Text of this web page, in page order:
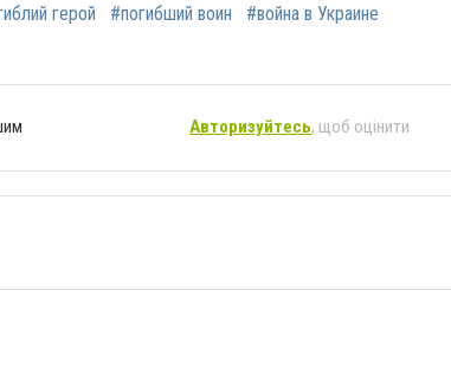
герой #погибший воин
#война в Украине
Авторизуйтесь, щоб оцінити